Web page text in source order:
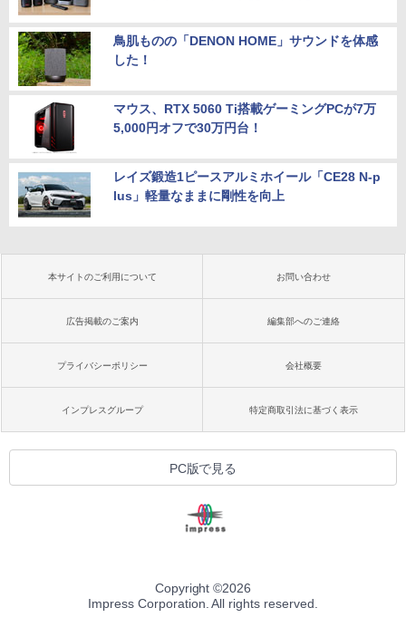
鳥肌ものの「DENON HOME」サウンドを体感
した！
マウス、RTX 5060 Ti搭載ゲーミングPCが7万
5,000円オフで30万円台！
レイズ鍛造1ピースアルミホイール「CE28 N-p
lus」軽量なままに剛性を向上
本サイトのご利用について お問い合わせ
広告掲載のご案内 編集部へのご連絡
プライバシーポリシー 会社概要
インプレスグループ 特定商取引法に基づく表示
PC版で見る
Copyright ©2026
Impress Corporation. All rights reserved.